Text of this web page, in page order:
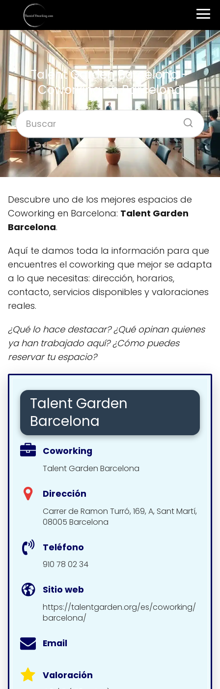
Talent Garden Barcelona –
Coworking en Barcelona
Descubre uno de los mejores espacios de
Coworking en Barcelona: Talent Garden
Barcelona.
Aquí te damos toda la información para que
encuentres el coworking que mejor se adapta
a lo que necesitas: dirección, horarios,
contacto, servicios disponibles y valoraciones
reales.
¿Qué lo hace destacar? ¿Qué opinan quienes
ya han trabajado aquí? ¿Cómo puedes
reservar tu espacio?
Talent Garden
Barcelona
Coworking
Talent Garden Barcelona
Dirección
Carrer de Ramon Turró, 169, A, Sant Martí,
08005 Barcelona
Teléfono
910 78 02 34
Sitio web
https://talentgarden.org/es/coworking/
barcelona/
Email
Valoración